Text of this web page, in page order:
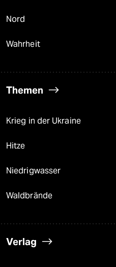
Nord
Wahrheit
Themen
Krieg in der Ukraine
Hitze
Niedrigwasser
Waldbrände
Verlag